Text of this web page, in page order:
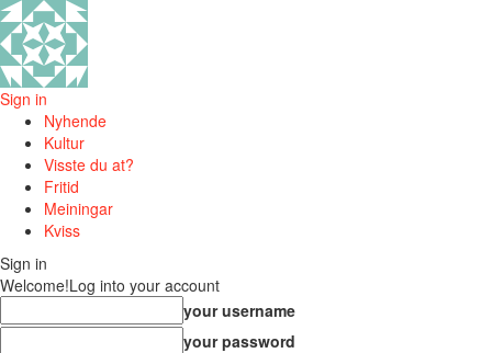
Sign in
Nyhende
Kultur
Visste du at?
Fritid
Meiningar
Kviss
Sign in
Welcome!Log into your account
your username
your password